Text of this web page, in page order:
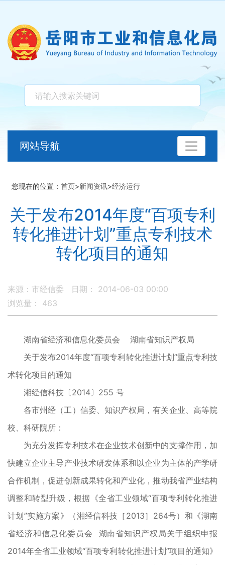
网站导航
您现在的位置： 首页>新闻资讯>经济运行
关于发布2014年度“百项专利
转化推进计划”重点专利技术
转化项目的通知
来源：市经信委
日期： 2014-06-03 00:00
浏览量： 463
湖南省经济和信息化委员会 湖南省知识产权局
关于发布2014年度“百项专利转化推进计划”重点专利技
术转化项目的通知
湘经信科技〔2014〕255 号
各市州经（工）信委、知识产权局，有关企业、高等院
校、科研院所：
为充分发挥专利技术在企业技术创新中的支撑作用，加
快建立企业主导产业技术研发体系和以企业为主体的产学研
合作机制，促进创新成果转化和产业化，推动我省产业结构
调整和转型升级，根据《全省工业领域“百项专利转化推进
计划”实施方案》（湘经信科技［2013］264号）和《湖南
省经济和信息化委员会 湖南省知识产权局关于组织申报
2014年全省工业领域“百项专利转化推进计划”项目的通知》